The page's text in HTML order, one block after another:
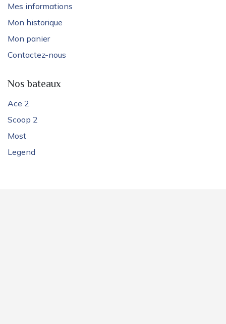
Mes informations
Mon historique
Mon panier
Contactez-nous
Nos bateaux
Ace 2
Scoop 2
Most
Legend